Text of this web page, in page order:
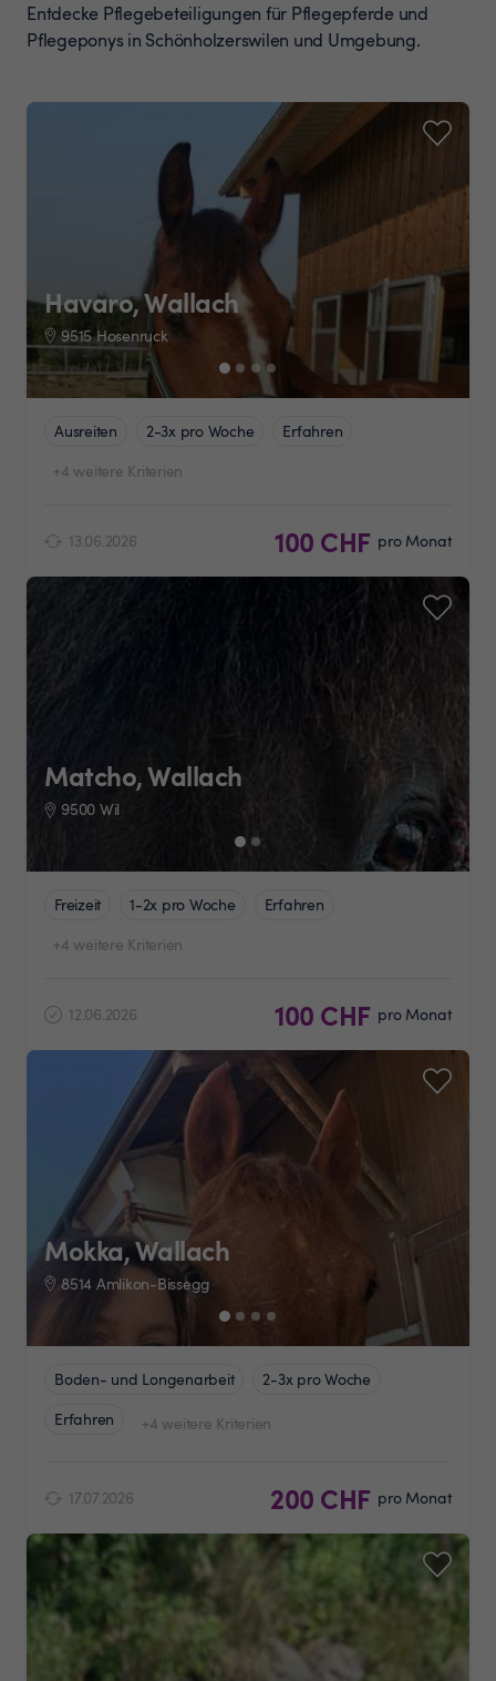
Entdecke Pflegebeteiligungen für Pflegepferde und
Pflegeponys in Schönholzerswilen und Umgebung.
Havaro, Wallach
9515 Hosenruck
Ausreiten 2-3x pro Woche
Erfahren
+4 weitere Kriterien
13.06.2026 100 CHF pro Monat
Matcho, Wallach
9500 Wil
Freizeit 1-2x pro Woche
Erfahren
+4 weitere Kriterien
12.06.2026 100 CHF pro Monat
Mokka, Wallach
8514 Amlikon-Bissegg
Boden- und Longenarbeit
2-3x pro Woche
Erfahren
+4 weitere Kriterien
17.07.2026 200 CHF pro Monat